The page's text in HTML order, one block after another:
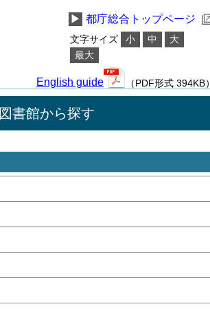
▶ 都庁総合トップページ
文字サイズ 小 中
大
最大
English guide （PDF形式 394KB）
図書館から探す